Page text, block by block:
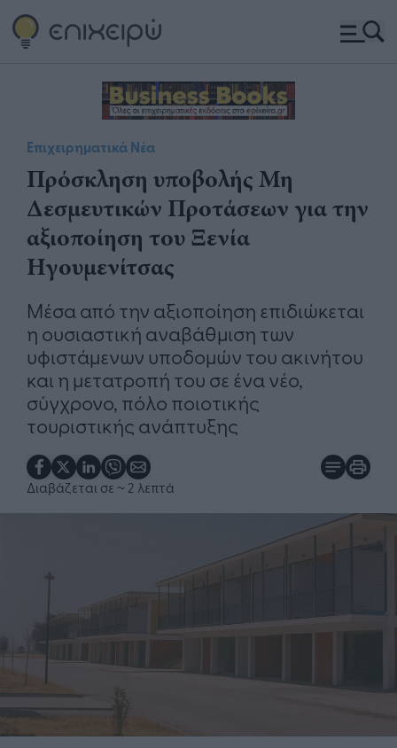
Επιχειρηματικά Νέα
Πρόσκληση υποβολής Μη
Δεσμευτικών Προτάσεων για την
αξιοποίηση του Ξενία
Ηγουμενίτσας
Μέσα από την αξιοποίηση επιδιώκεται
η ουσιαστική αναβάθμιση των
υφιστάμενων υποδομών του ακινήτου
και η μετατροπή του σε ένα νέο,
σύγχρονο, πόλο ποιοτικής
τουριστικής ανάπτυξης
Διαβάζεται σε ~ 2 λεπτά